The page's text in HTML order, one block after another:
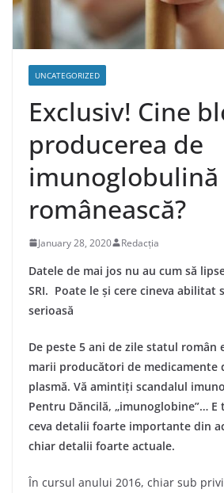
UNCATEGORIZED
Exclusiv! Cine
producerea de
imunoglobulină
românească?
January 28, 2020 Redacția
Datele de mai jos nu au cum să
SRI. Poate le și cere cineva abilitat
serioasă
De peste 5 ani de zile statul român
marii producători de medicamente
plasmă. Vă amintiți scandalul
Pentru Dăncilă, „imunoglobine”…
ceva detalii foarte importante din
chiar detalii foarte actuale.
În cursul anului 2016, chiar sub